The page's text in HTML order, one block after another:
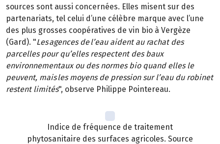
sources sont aussi concernées. Elles misent sur des
partenariats, tel celui d’une célèbre marque avec l’une
des plus grosses coopératives de vin bio à Vergèze
(Gard). "Les agences de l’eau aident au rachat des
parcelles pour qu’elles respectent des baux
environnementaux ou des normes bio quand elles le
peuvent, mais les moyens de pression sur l’eau du robinet
restent limités", observe Philippe Pointereau.
Indice de fréquence de traitement
phytosanitaire des surfaces agricoles. Source